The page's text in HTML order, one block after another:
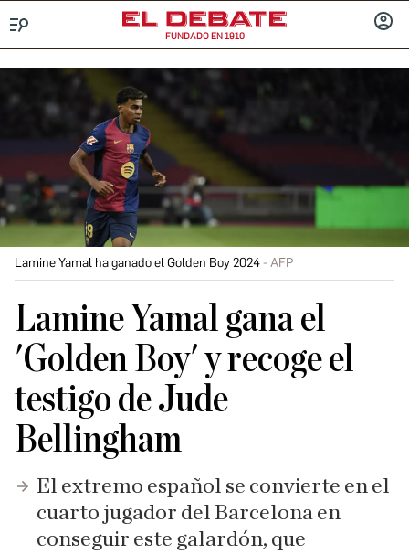
FUNDADO EN 1910
Lamine Yamal ha ganado el Golden Boy 2024 AFP
Lamine Yamal gana el
'Golden Boy' y recoge el
testigo de Jude
Bellingham
El extremo español se convierte en el
cuarto jugador del Barcelona en
conseguir este galardón, que